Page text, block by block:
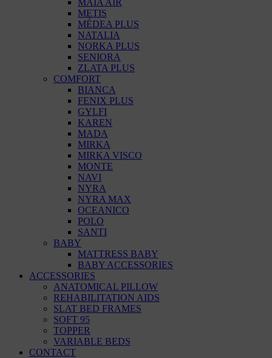
MAIA AIR
METIS
MÉDEA PLUS
NATALIA
NORKA PLUS
SENIORA
ZLATA PLUS
COMFORT
BIANCA
FENIX PLUS
GYLFI
KAREN
MADA
MIRKA
MIRKA VISCO
MONTE
NAVI
NYRA
NYRA MAX
OCEANICO
POLO
SANTI
BABY
MATTRESS BABY
BABY ACCESSORIES
ACCESSORIES
ANATOMICAL PILLOW
REHABILITATION AIDS
SLAT BED FRAMES
SOFT 95
TOPPER
VARIABLE BEDS
CONTACT